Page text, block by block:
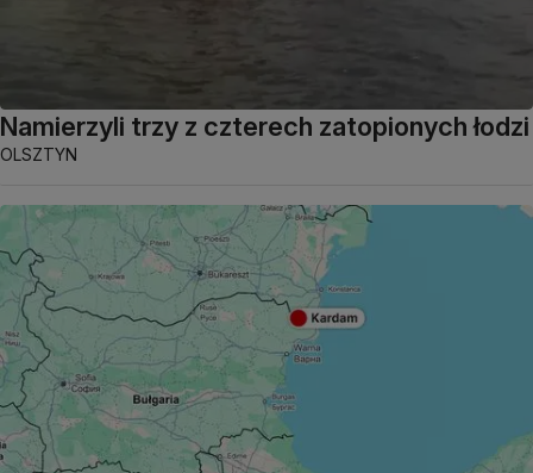
Namierzyli trzy z czterech zatopionych łodzi
OLSZTYN